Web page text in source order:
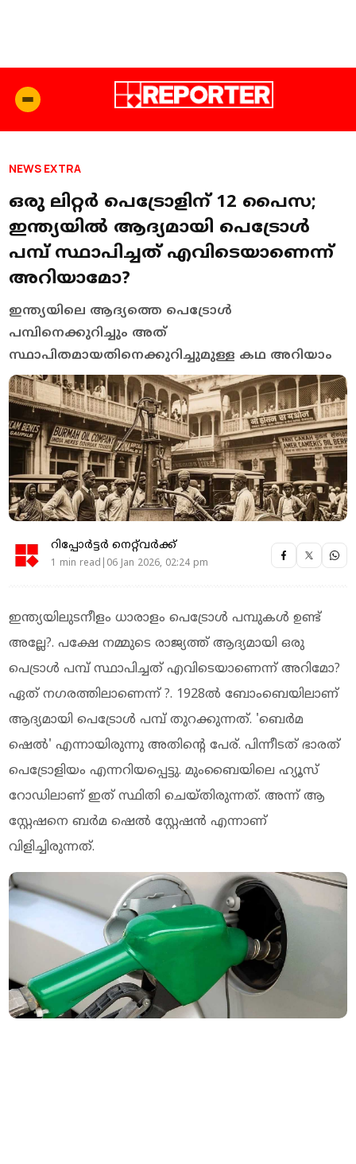
NEWS EXTRA
ഒരു ലിറ്റര്‍ പെട്രോളിന് 12 പൈസ;
ഇന്ത്യയില്‍ ആദ്യമായി പെട്രോള്‍
പമ്പ് സ്ഥാപിച്ചത് എവിടെയാണെന്ന്
അറിയാമോ?
ഇന്ത്യയിലെ ആദ്യത്തെ പെട്രോള്‍
പമ്പിനെക്കുറിച്ചും അത്
സ്ഥാപിതമായതിനെക്കുറിച്ചുമുള്ള കഥ അറിയാം
റിപ്പോർട്ടർ നെറ്റ്‌വര്‍ക്ക്‌
1 min read|06 Jan 2026, 02:24 pm
ഇന്ത്യയിലുടനീളം ധാരാളം പെട്രോള്‍ പമ്പുകള്‍ ഉണ്ട്
അല്ലേ?. പക്ഷേ നമ്മുടെ രാജ്യത്ത് ആദ്യമായി ഒരു
പെട്രാള്‍ പമ്പ് സ്ഥാപിച്ചത് എവിടെയാണെന്ന് അറിമോ?
ഏത് നഗരത്തിലാണെന്ന് ?. 1928ല്‍ ബോംബെയിലാണ്
ആദ്യമായി പെട്രോള്‍ പമ്പ് തുറക്കുന്നത്. 'ബെര്‍മ
ഷെല്‍' എന്നായിരുന്നു അതിന്റെ പേര്. പിന്നീടത് ഭാരത്
പെട്രോളിയം എന്നറിയപ്പെട്ടു. മുംബൈയിലെ ഹ്യൂസ്
റോഡിലാണ് ഇത് സ്ഥിതി ചെയ്തിരുന്നത്. അന്ന് ആ
സ്റ്റേഷനെ ബര്‍മ ഷെല്‍ സ്റ്റേഷന്‍ എന്നാണ്
വിളിച്ചിരുന്നത്.